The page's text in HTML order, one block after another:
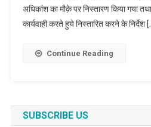
अधिकांश का मौक़े पर निस्तारण किया गया
कार्यवाही करते हुये निस्तारित करने के निर्देश
Continue Reading
SUBSCRIBE US